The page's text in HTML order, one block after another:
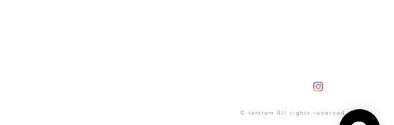
© temtem All rights reserved.